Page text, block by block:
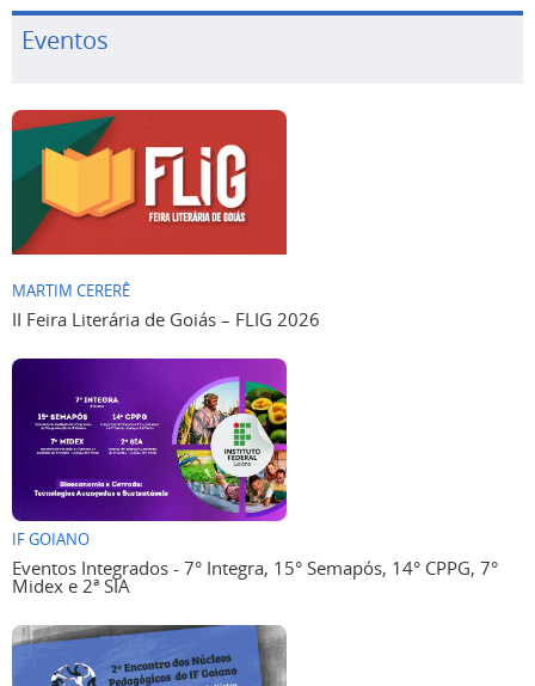
Eventos
MARTIM CERERÊ
II Feira Literária de Goiás – FLIG 2026
IF GOIANO
Eventos Integrados - 7° Integra, 15° Semapós, 14° CPPG, 7°
Midex e 2ª SIA